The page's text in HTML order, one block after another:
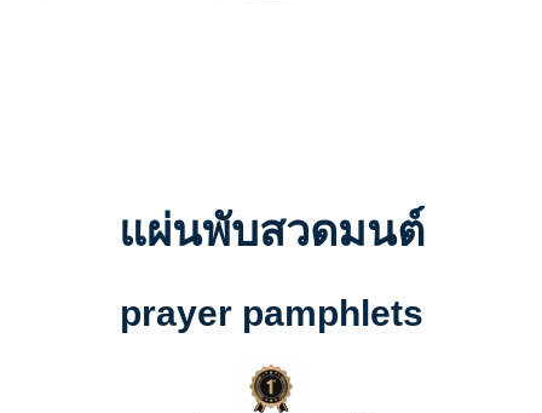
แผ่นพับสวดมนต์
prayer pamphlets